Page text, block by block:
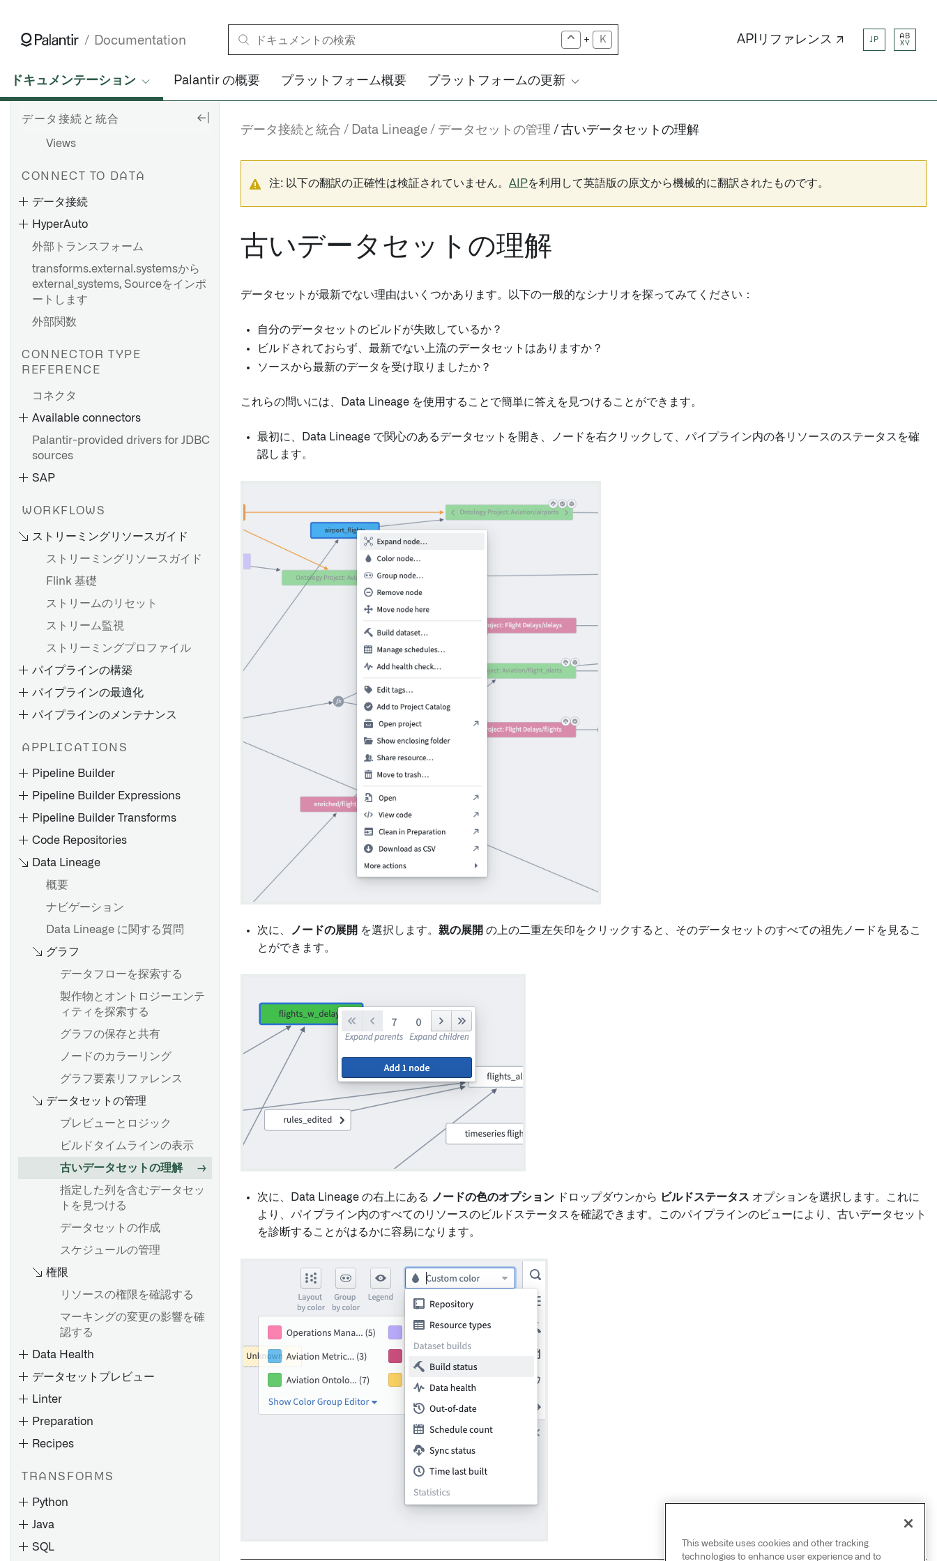
Documentation + K APIリファレンス ↗ JP
AB
XY
ドキュメンテーション Palantir の概要 プラットフォーム概要 プラットフォームの更新
データ接続と統合
Builds
ヘルスチェック
仮想テーブル
変更データキャプチャ (CDC)
Views
CONNECT TO DATA
データ接続
ダイレクト接続を設定する
Bootstrapperプロキシ設定
agent-worker-runtime.md
Agent proxy runtime
configuration リファレンス
証
ソースのセットアップ
ソース探索
バッチ同期を設定する
ストリーミング同期の設定
ファイルベースの同期
メディアセットの同期
ァレンス
概要
エクスポートタスク（レガシ
HyperAuto
SDDI コックピット
設定リファレンス
HyperAuto V1からV2への移行
HyperAuto V1 FAQ
外部トランスフォーム
transforms.external.systemsから
external_systems, Sourceをインポ
ートします
外部関数
CONNECTOR TYPE
REFERENCE
コネクタ
Available connectors
Palantir-provided drivers for JDBC
sources
SAP
SAP アドオンのインストール
Palantir Foundry Connector
ンストール
リモートエージェントのイン
ストール
ージェントのインストール
サポートパッケージのインス
ール
SLT（SAP Landscape
Transformation Replication
2.0 for SAP Applications また
は Remote Agent のアンイン
ストール
Palantir Foundry Connector
2.0 for SAP Applications コッ
クピット
Palantir Foundry Connector
2.0 for SAP Applications のパ
ラメーター
ハウスキーピングジョブの設
2.0 for SAP Applications のバ
ックアップと復元
新しいソースの作成
ソースの探索
Foundry SAP 同期
負荷についての考察
インクリメンタル更新
出する
カスタム認証とロール管理の
Extractors
WORKFLOWS
ストリーミングリソースガイド
ストリーミングリソースガイド
Flink 基礎
ストリームのリセット
ストリーム監視
ストリーミングプロファイル
パイプラインの構築
Pipeline Builder でバッチパ
イプラインを作成する
Pipeline Builder を使用して
ラインを作成する
コードリポジトリを使用して
バッチパイプラインを作成す
メディアセットバッチパイプ
ラインを作成する
Pipeline Builder でインクリ
メンタルパイプラインを作成
ミングパイプラインを作成す
る
概要
インクリメンタル同期の作成
ハイパフォーマンスの維持
ストリーミングパイプライ
ン：概要
比較：ストリーミング vs バッ
パフォーマンスの検討事項
Foundry Streaming によるコ
ストリーミングキー
スケジュールの探索と管理
一般的なスケジューリング設
パイプラインの最適化
グする
ストリームの失敗のデバッグ
メモリ不足（OOM）エラーの
トラブルシューティング
スケジュールのトラブルシュ
コンピュート使用量の理解
ネイティブアクセラレーショ
レンス
概要
プロジェクションの設定
高度な詳細
パイプラインのメンテナンス
APPLICATIONS
Pipeline Builder
概要
データセットの追加
自動的に入力データを生成す
る
Pipeline Builder でのソース
およびデータ同期の構成
バッチ入力データセットの計
算モード
概要
データをトランスフォームす
る
データの結合
データの結合
ジオスペーシャルトランスフ
ォームの作成
Pipeline Builder で一意の ID
を作成する
transforms-streaming-
Pipeline Builder で LLM ノー
ジオテンポラルシリーズ出力
Pipeline Builder Expressions
Pipeline Builder Transforms
Code Repositories
Control Panelでのコードリポ
ジトリ設定の構成
トランスフォームの作成
トランスフォームをプレビュ
ーする
トランスフォームのデバッグ
プロジェクトリファレンスの
使用
変更の影響を分析する
作成物リポジトリ
ナビゲーション
作成物リポジトリの作成
作成物リポジトリの削除
製作物の公開
Data Lineage
概要
ナビゲーション
Data Lineage に関する質問
グラフ
データフローを探索する
製作物とオントロジーエンテ
ィティを探索する
グラフの保存と共有
ノードのカラーリング
グラフ要素リファレンス
データセットの管理
プレビューとロジック
ビルドタイムラインの表示
古いデータセットの理解
指定した列を含むデータセッ
トを見つける
データセットの作成
スケジュールの管理
権限
リソースの権限を確認する
マーキングの変更の影響を確
認する
Data Health
チェックの種類
データセットプレビュー
Linter
Preparation
Recipes
TRANSFORMS
Python
Java
SQL
データ接続と統合 Data Lineage データセットの管理 古いデータセットの理解
注: 以下の翻訳の正確性は検証されていません。 AIPを利用して英語版の原文から機械的に翻訳されたものです。
古いデータセットの理解
データセットが最新でない理由はいくつかあります。以下の一般的なシナリオを探ってみてください：
自分のデータセットのビルドが失敗しているか？
ビルドされておらず、最新でない上流のデータセットはありますか？
ソースから最新のデータを受け取りましたか？
これらの問いには、Data Lineage を使用することで簡単に答えを見つけることができます。
最初に、Data Lineage で関心のあるデータセットを開き、ノードを右クリックして、パイプライン内の各リソースのステータスを確
認します。
次に、 ノードの展開 を選択します。 親の展開 の上の二重左矢印をクリックすると、そのデータセットのすべての祖先ノードを見るこ
とができます。
次に、Data Lineage の右上にある ノードの色のオプション ドロップダウンから ビルドステータス オプションを選択します。これに
より、パイプライン内のすべてのリソースのビルドステータスを確認できます。このパイプラインのビューにより、古いデータセット
を診断することがはるかに容易になります。
This website uses cookies and other tracking
technologies to enhance user experience and to